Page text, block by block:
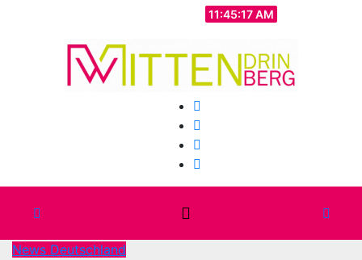
11:45:19 AM
News Deutschland